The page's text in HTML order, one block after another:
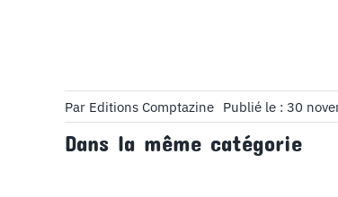
Par Editions Comptazine Publié le : 30
Dans la même catégorie